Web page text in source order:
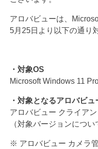
アロバビューは、
5月25日より以下の通り
・対象OS
Microsoft Windows 11
・対象となるアロバビ
アロバビュー クライア
（対象バージョンについ
※ アロバビュー カメラ